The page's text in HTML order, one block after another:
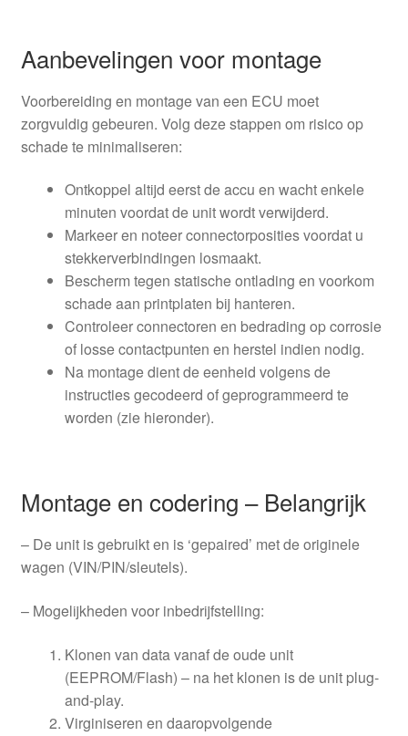
Aanbevelingen voor montage
Voorbereiding en montage van een ECU moet
zorgvuldig gebeuren. Volg deze stappen om risico op
schade te minimaliseren:
Ontkoppel altijd eerst de accu en wacht enkele
minuten voordat de unit wordt verwijderd.
Markeer en noteer connectorposities voordat u
stekkerverbindingen losmaakt.
Bescherm tegen statische ontlading en voorkom
schade aan printplaten bij hanteren.
Controleer connectoren en bedrading op corrosie
of losse contactpunten en herstel indien nodig.
Na montage dient de eenheid volgens de
instructies gecodeerd of geprogrammeerd te
worden (zie hieronder).
Montage en codering – Belangrijk
– De unit is gebruikt en is ‘gepaired’ met de originele
wagen (VIN/PIN/sleutels).
– Mogelijkheden voor inbedrijfstelling:
Klonen van data vanaf de oude unit
(EEPROM/Flash) – na het klonen is de unit plug-
and-play.
Virginiseren en daaropvolgende